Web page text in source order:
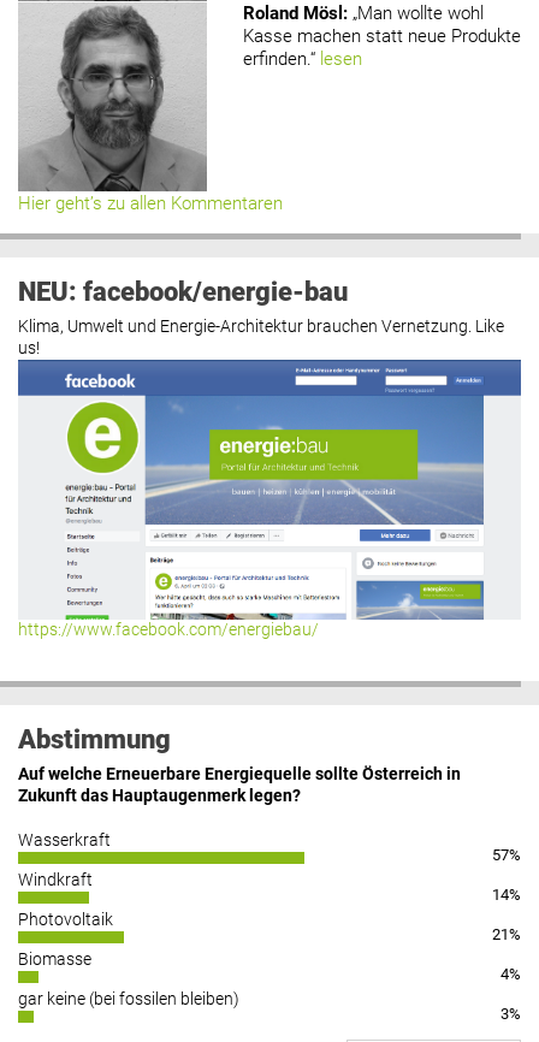
Roland Mösl : „Man wollte wohl
Kasse machen statt neue Produkte
erfinden.“ lesen
Hier geht’s zu allen Kommentaren
NEU: facebook/energie-bau
Klima, Umwelt und Energie-Architektur brauchen Vernetzung. Like
us!
https://www.facebook.com/energiebau/
Abstimmung
Auf welche Erneuerbare Energiequelle sollte Österreich in
Zukunft das Hauptaugenmerk legen?
Wasserkraft
57%
Windkraft
14%
Photovoltaik
21%
Biomasse
4%
gar keine (bei fossilen bleiben)
3%